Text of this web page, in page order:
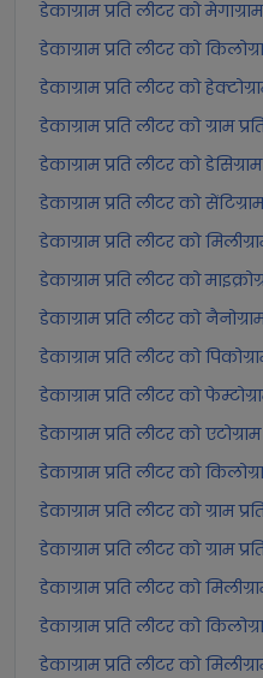
डेकाग्राम प्रति लीटर को
डेकाग्राम प्रति लीटर को
डेकाग्राम प्रति लीटर को
डेकाग्राम प्रति लीटर को ग्राम
डेकाग्राम प्रति लीटर को
डेकाग्राम प्रति लीटर को
डेकाग्राम प्रति लीटर को
डेकाग्राम प्रति लीटर को
डेकाग्राम प्रति लीटर को
डेकाग्राम प्रति लीटर को
डेकाग्राम प्रति लीटर को
डेकाग्राम प्रति लीटर को
डेकाग्राम प्रति लीटर को
डेकाग्राम प्रति लीटर को ग्राम
डेकाग्राम प्रति लीटर को ग्राम
डेकाग्राम प्रति लीटर को
डेकाग्राम प्रति लीटर को
डेकाग्राम प्रति लीटर को